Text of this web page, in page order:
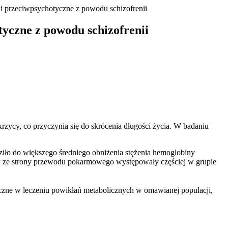
z powodu schizofrenii
z powodu schizofrenii
co przyczynia się do skrócenia długości życia. W badaniu
do większego średniego obniżenia stężenia hemoglobiny
strony przewodu pokarmowego występowały częściej w grupie
w leczeniu powikłań metabolicznych w omawianej populacji,